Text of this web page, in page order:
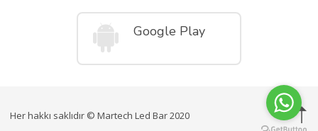
Google Play
Her hakkı saklıdır © Martech Led Bar 2020